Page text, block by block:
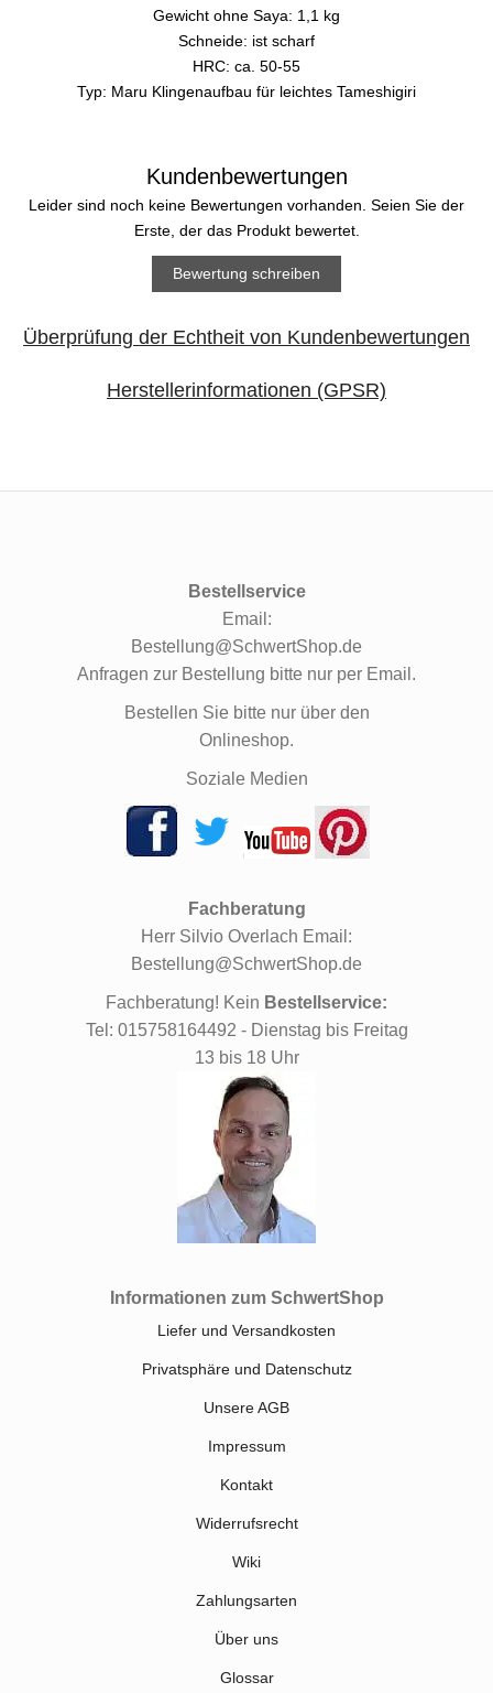
Gewicht ohne Saya: 1,1 kg
Schneide: ist scharf
HRC: ca. 50-55
Typ: Maru Klingenaufbau für leichtes Tameshigiri
Kundenbewertungen
Leider sind noch keine Bewertungen vorhanden. Seien Sie der
Erste, der das Produkt bewertet.
Bewertung schreiben
Überprüfung der Echtheit von Kundenbewertungen
Herstellerinformationen (GPSR)
Bestellservice
Email:
Bestellung@SchwertShop.de
Anfragen zur Bestellung bitte nur per Email.
Bestellen Sie bitte nur über den
Onlineshop.
Soziale Medien
Fachberatung
Herr Silvio Overlach Email:
Bestellung@SchwertShop.de
Fachberatung! Kein Bestellservice:
Tel: 015758164492 - Dienstag bis Freitag
13 bis 18 Uhr
Informationen zum SchwertShop
Liefer und Versandkosten
Privatsphäre und Datenschutz
Unsere AGB
Impressum
Kontakt
Widerrufsrecht
Wiki
Zahlungsarten
Über uns
Glossar